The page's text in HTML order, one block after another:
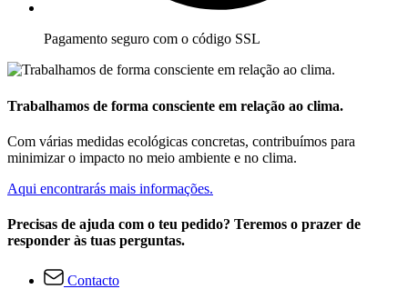
Pagamento seguro com o código SSL
Trabalhamos de forma consciente em relação ao clima.
Com várias medidas ecológicas concretas, contribuímos para
minimizar o impacto no meio ambiente e no clima.
Aqui encontrarás mais informações.
Precisas de ajuda com o teu pedido? Teremos o prazer de
responder às tuas perguntas.
Contacto